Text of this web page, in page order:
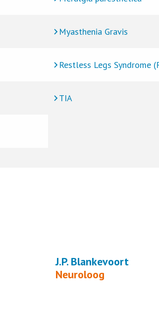
Myasthenia Gravis
Restless Legs Syndrome
TIA
J.P. Blankevoort
Neuroloog